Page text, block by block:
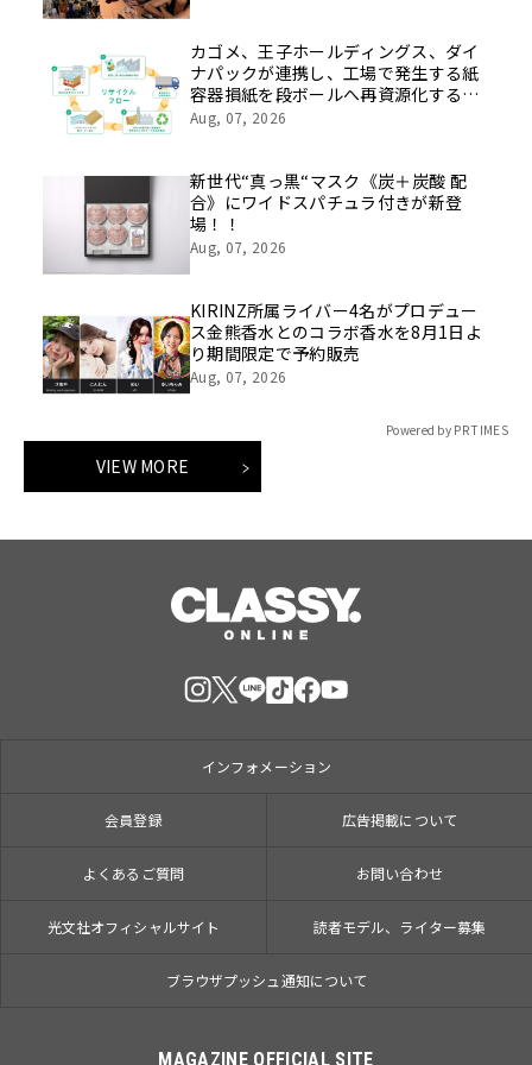
カゴメ、王子ホールディングス、ダイ
ナパックが連携し、工場で発生する紙
容器損紙を段ボールへ再資源化する実
証を開始
Aug, 07, 2026
新世代“真っ黒“マスク《炭＋炭酸 配
合》にワイドスパチュラ付きが新登
場！！
Aug, 07, 2026
KIRINZ所属ライバー4名がプロデュー
ス金熊香水とのコラボ香水を8月1日よ
り期間限定で予約販売
Aug, 07, 2026
Powered by PR TIMES
VIEW MORE
インフォメーション
会員登録 広告掲載について
よくあるご質問 お問い合わせ
光文社オフィシャルサイト 読者モデル、ライター募集
ブラウザプッシュ通知について
MAGAZINE OFFICIAL SITE